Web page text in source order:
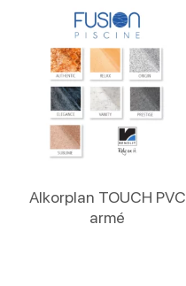
Alkorplan TOUCH PVC
armé